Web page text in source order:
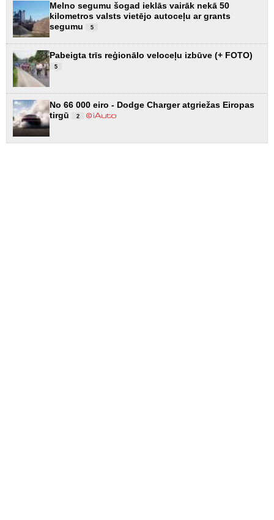
Melno segumu šogad ieklās vairāk nekā 50
kilometros valsts vietējo autoceļu ar grants
segumu
5
Pabeigta trīs reģionālo veloceļu izbūve (+ FOTO)
5
No 66 000 eiro - Dodge Charger atgriežas Eiropas
tirgū
2